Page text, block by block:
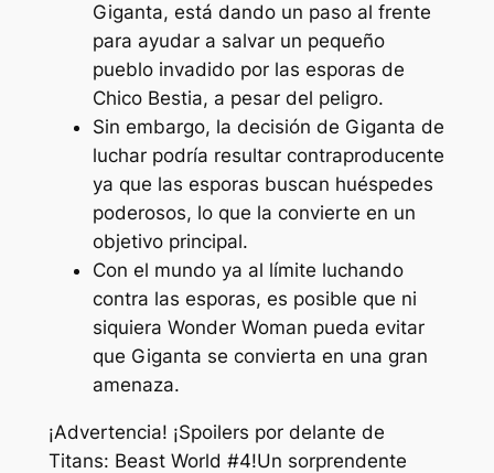
Giganta, está dando un paso al frente
para ayudar a salvar un pequeño
pueblo invadido por las esporas de
Chico Bestia, a pesar del peligro.
Sin embargo, la decisión de Giganta de
luchar podría resultar contraproducente
ya que las esporas buscan huéspedes
poderosos, lo que la convierte en un
objetivo principal.
Con el mundo ya al límite luchando
contra las esporas, es posible que ni
siquiera Wonder Woman pueda evitar
que Giganta se convierta en una gran
amenaza.
¡Advertencia! ¡Spoilers por delante de
Titans: Beast World #4!Un sorprendente